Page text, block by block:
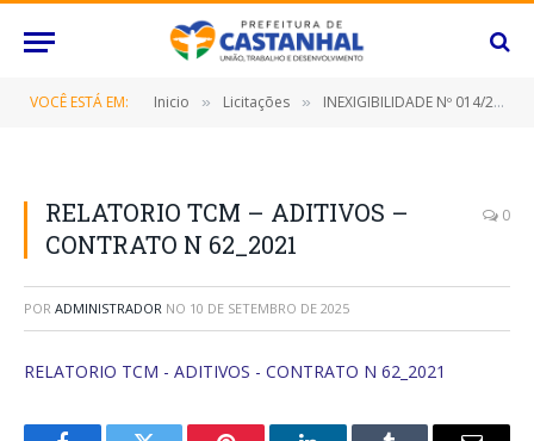
VOCÊ ESTÁ EM: Inicio » Licitações » INEXIGIBILIDADE Nº 014/2021 (CONTRATAÇÃO DE PESSOA JURÍDICA PARA REALIZAÇÃO DE SERVIÇOS ESPECIALIZADOS NO FORNECIMENTO DE LICENÇA DE USO DE SISTEMAS DE INFORMÁTICA)
RELATORIO TCM – ADITIVOS –
CONTRATO N 62_2021
0
POR ADMINISTRADOR NO 10 DE SETEMBRO DE 2025
RELATORIO TCM - ADITIVOS - CONTRATO N 62_2021